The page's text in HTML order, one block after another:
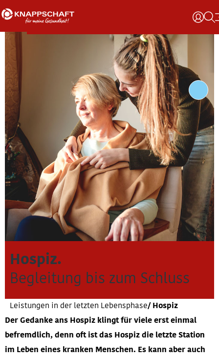
Leistungen in der letzten Lebensphase Hospiz
Hospiz.
Begleitung bis zum Schluss
Der Gedanke ans Hospiz klingt für viele erst einmal
befremdlich, denn oft ist das Hospiz die letzte Station
im Leben eines kranken Menschen. Es kann aber auch